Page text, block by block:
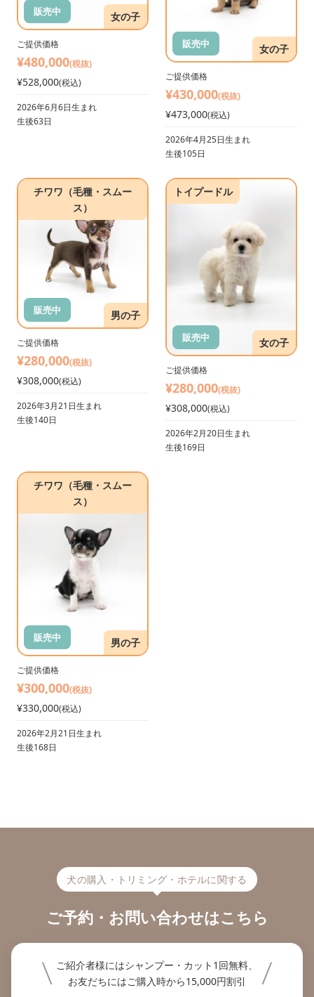
販売中 女の子
ご提供価格
¥480,000(税抜)
¥528,000(税込)
2026年6月6日生まれ
生後63日
販売中 女の子
ご提供価格
¥430,000(税抜)
¥473,000(税込)
2026年4月25日生まれ
生後105日
チワワ（毛種・スムー
ス）
販売中 男の子
ご提供価格
¥280,000(税抜)
¥308,000(税込)
2026年3月21日生まれ
生後140日
トイプードル
販売中 女の子
ご提供価格
¥280,000(税抜)
¥308,000(税込)
2026年2月20日生まれ
生後169日
チワワ（毛種・スムー
ス）
販売中 男の子
ご提供価格
¥300,000(税抜)
¥330,000(税込)
2026年2月21日生まれ
生後168日
犬の購入・トリミング・ホテルに関する
ご予約・お問い合わせはこちら
ご紹介者様にはシャンプー・カット1回無料、
お友だちにはご購入時から15,000円割引